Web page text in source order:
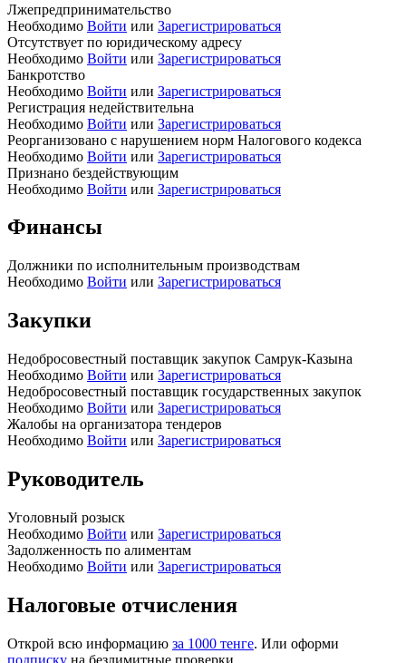
Лжепредпринимательство
Необходимо Войти или Зарегистрироваться
Отсутствует по юридическому адресу
Необходимо Войти или Зарегистрироваться
Банкротство
Необходимо Войти или Зарегистрироваться
Регистрация недействительна
Необходимо Войти или Зарегистрироваться
Реорганизовано с нарушением норм Налогового кодекса
Необходимо Войти или Зарегистрироваться
Признано бездействующим
Необходимо Войти или Зарегистрироваться
Финансы
Должники по исполнительным производствам
Необходимо Войти или Зарегистрироваться
Закупки
Недобросовестный поставщик закупок Самрук-Казына
Необходимо Войти или Зарегистрироваться
Недобросовестный поставщик государственных закупок
Необходимо Войти или Зарегистрироваться
Жалобы на организатора тендеров
Необходимо Войти или Зарегистрироваться
Руководитель
Уголовный розыск
Необходимо Войти или Зарегистрироваться
Задолженность по алиментам
Необходимо Войти или Зарегистрироваться
Налоговые отчисления
Открой всю информацию за 1000 тенге. Или оформи
подписку на безлимитные проверки